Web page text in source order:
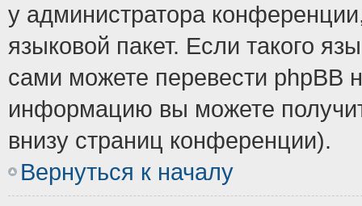
у администратора
языковой пакет. Если такого
сами можете перевести phpBB
информацию вы можете
внизу страниц конференции).
Вернуться к началу